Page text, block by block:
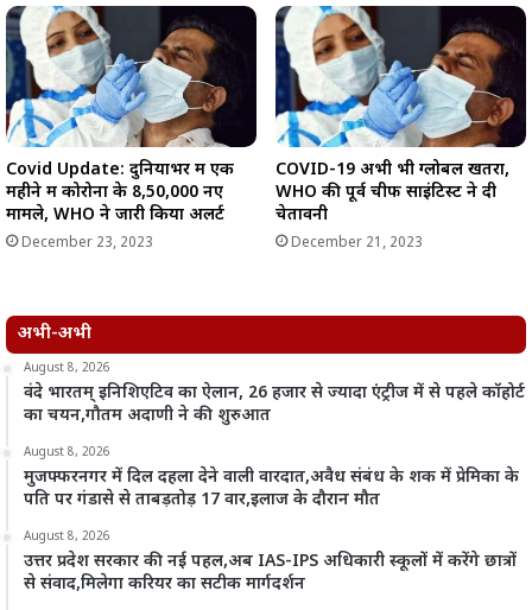
Covid Update: दुनियाभर में एक
महीने में कोरोना के 8,50,000 नए
मामले, WHO ने जारी किया अलर्ट
December 23, 2023
COVID-19 अभी भी ग्लोबल खतरा,
WHO की पूर्व चीफ साइंटिस्ट ने दी
चेतावनी
December 21, 2023
अभी-अभी
August 8, 2026
वंदे भारतम् इनिशिएटिव का ऐलान, 26 हजार से ज्यादा एंट्रीज में से पहले कॉहोर्ट
का चयन,गौतम अदाणी ने की शुरुआत
August 8, 2026
मुजफ्फरनगर में दिल दहला देने वाली वारदात,अवैध संबंध के शक में प्रेमिका के
पति पर गंडासे से ताबड़तोड़ 17 वार,इलाज के दौरान मौत
August 8, 2026
उत्तर प्रदेश सरकार की नई पहल,अब IAS-IPS अधिकारी स्कूलों में करेंगे छात्रों
से संवाद,मिलेगा करियर का सटीक मार्गदर्शन